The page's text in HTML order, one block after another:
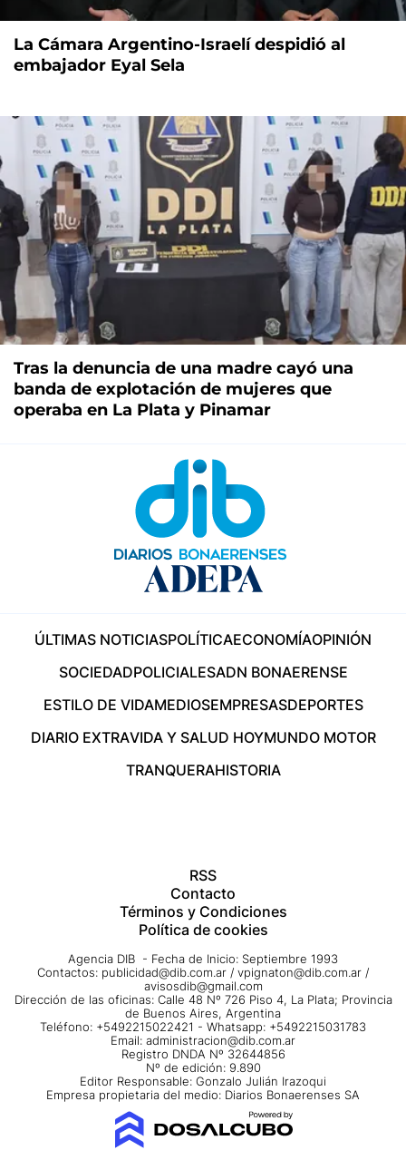
La Cámara Argentino-Israelí despidió al
embajador Eyal Sela
Tras la denuncia de una madre cayó una
banda de explotación de mujeres que
operaba en La Plata y Pinamar
ÚLTIMAS NOTICIASPOLÍTICAECONOMÍAOPINIÓN
SOCIEDADPOLICIALESADN BONAERENSE
ESTILO DE VIDAMEDIOSEMPRESASDEPORTES
DIARIO EXTRAVIDA Y SALUD HOYMUNDO MOTOR
TRANQUERAHISTORIA
RSS
Contacto
Términos y Condiciones
Política de cookies
Agencia DIB - Fecha de Inicio: Septiembre 1993
Contactos: publicidad@dib.com.ar / vpignaton@dib.com.ar /
avisosdib@gmail.com
Dirección de las oficinas: Calle 48 Nº 726 Piso 4, La Plata; Provincia
de Buenos Aires, Argentina
Teléfono: +5492215022421 - Whatsapp: +5492215031783
Email: administracion@dib.com.ar
Registro DNDA Nº 32644856
Nº de edición: 9.890
Editor Responsable: Gonzalo Julián Irazoqui
Empresa propietaria del medio: Diarios Bonaerenses SA